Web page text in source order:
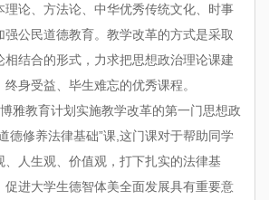
理论、方法论、中华优秀传统文化、时事
强公民道德教育。教学改革的方式是采取
相结合的形式，力求把思想政治理论课建
身受益、毕生难忘的优秀课程。
雅教育计划实施教学改革的第一门思想政
德修养法律基础”课,这门课对于帮助同学
、人生观、价值观，打下扎实的法律基
促进大学生德智体美全面发展具有重要意